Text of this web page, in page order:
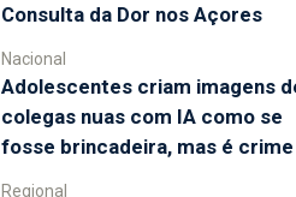
Consulta da Dor nos Açores
Nacional
Adolescentes criam imagens
colegas nuas com IA como se
fosse brincadeira, mas é crime
Regional